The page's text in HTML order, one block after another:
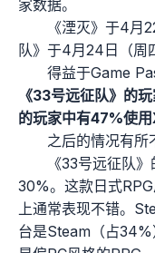
家数据。
《湮灭》于4月
队》于4月24日（周
得益于Game
《33号远征队》的
的玩家中有47%使
之后的情况有所
《33号远征队
30%。这款日式
上通常表现不错。
台是Steam（占34%